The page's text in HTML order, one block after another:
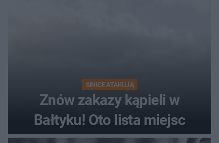
SINICE ATAKUJĄ
Znów zakazy kąpieli w
Bałtyku! Oto lista miejsc